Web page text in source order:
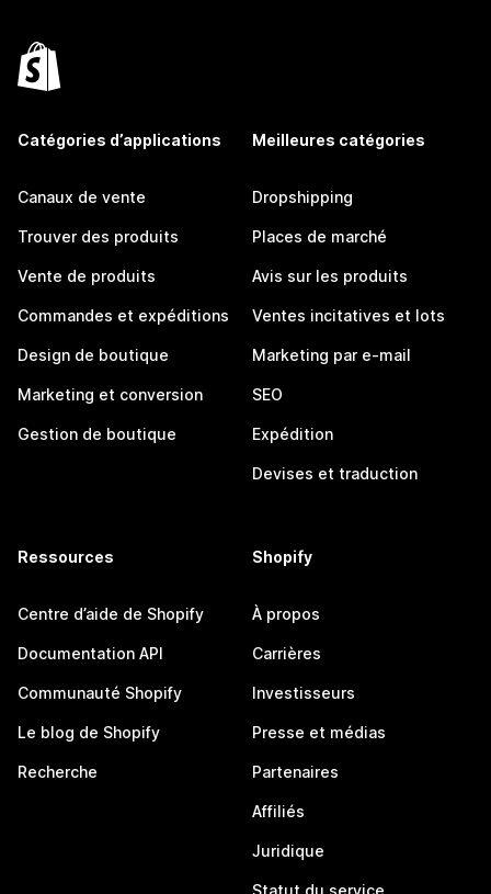
Catégories d’applications
Canaux de vente
Trouver des produits
Vente de produits
Commandes et expéditions
Design de boutique
Marketing et conversion
Gestion de boutique
Meilleures catégories
Dropshipping
Places de marché
Avis sur les produits
Ventes incitatives et lots
Marketing par e-mail
SEO
Expédition
Devises et traduction
Ressources
Centre d’aide de Shopify
Documentation API
Communauté Shopify
Le blog de Shopify
Recherche
Shopify
À propos
Carrières
Investisseurs
Presse et médias
Partenaires
Affiliés
Juridique